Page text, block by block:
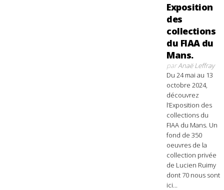
Exposition
des
collections
du FIAA du
Mans.
parAnaë Leffray
Du 24 mai au 13
octobre 2024,
découvrez
l’Exposition des
collections du
FIAA du Mans. Un
fond de 350
oeuvres de la
collection privée
de Lucien Ruimy
dont 70 nous sont
ici...